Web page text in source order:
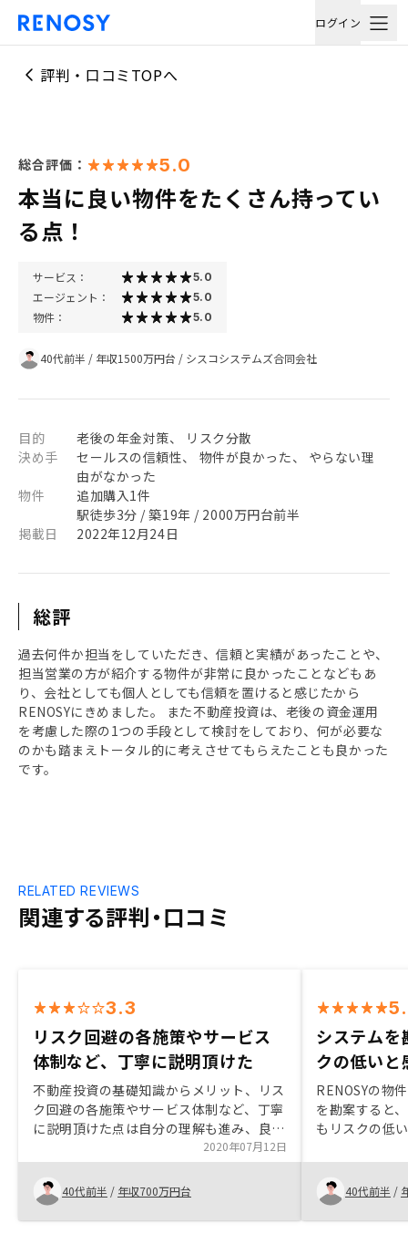
ログイン
評判・口コミTOPへ
総合評価： 5.0
本当に良い物件をたくさん持ってい
る点！
サービス： 5.0
エージェント： 5.0
物件： 5.0
40代前半 / 年収1500万円台 / シスコシステムズ合同会社
目的
老後の年金対策、 リスク分散
決め手
セールスの信頼性、 物件が良かった、 やらない理
由がなかった
物件
追加購入1件
駅徒歩3分 / 築19年 / 2000万円台前半
掲載日
2022年12月24日
総評
過去何件か担当をしていただき、信頼と実績があったことや、
担当営業の方が紹介する物件が非常に良かったことなどもあ
り、会社としても個人としても信頼を置けると感じたから
RENOSYにきめました。 また不動産投資は、老後の資金運用
を考慮した際の1つの手段として検討をしており、何が必要な
のかも踏まえトータル的に考えさせてもらえたことも良かった
です。
関連する評判・口コミ
RELATED REVIEWS
3.3
リスク回避の各施策やサービス
体制など、丁寧に説明頂けた
不動産投資の基礎知識からメリット、リス
ク回避の各施策やサービス体制など、丁寧
に説明頂けた点は自分の理解も進み、良か
ったと思います。物件もある程度はもちろ
ん納得して購入したので後悔はありません
が、しいて言うなら即断即決を迫られてい
る感じはあったので、そこは改善の余地が
あるのではないかと思います。始めるのが
2020年07月12日
40代前半 / 年収700万円台
システムを
クの低いと
RENOSYの物
を勘案すると
もリスクの低
40代前半 /